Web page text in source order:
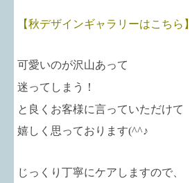
【秋デザインギャラリーはこちら】
可愛いのが沢山あって
迷ってしまう！
と良くお客様に言っていただけて
嬉しく思っております(^^♪
じっくり丁寧にケアしますので、